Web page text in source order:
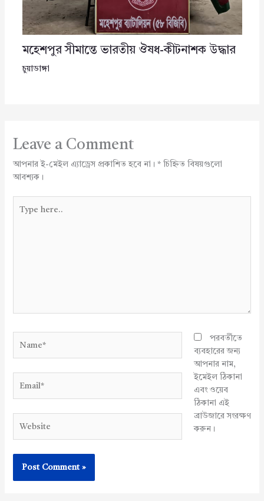
মহেশপুর সীমান্তে ভারতীয় ঔষধ-কীটনাশক উদ্ধার
চুয়াডাঙ্গা
Leave a Comment
আপনার ই-মেইল এ্যাড্রেস প্রকাশিত হবে না। *চিহ্নিত বিষয়গুলো
আবশ্যক।
here..
পরবর্তীতে
ব্যবহারের জন্য
আপনার নাম,
ইমেইল ঠিকানা
এবং ওয়েব
ঠিকানা এই
ব্রাউজারে সংরক্ষণ
করুন।